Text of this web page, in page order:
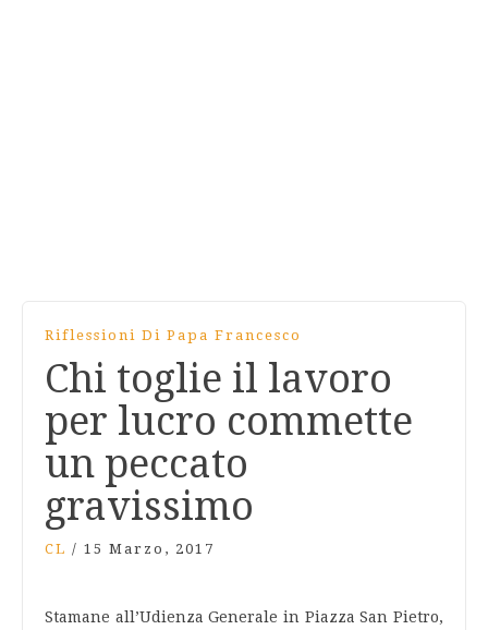
Riflessioni Di Papa Francesco
Chi toglie il lavoro
per lucro commette
un peccato
gravissimo
CL / 15 Marzo, 2017
Stamane all’Udienza Generale in Piazza San Pietro,